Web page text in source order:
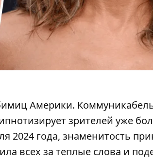
Америки.
зрителей уже
2024 года, знаменитость
всех за теплые слова и